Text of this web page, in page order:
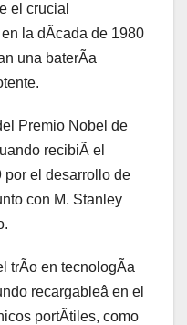
el crucial
la dÃcada de 1980
una baterÃa
Premio Nobel de
recibiÃ el
por el desarrollo de
con M. Stanley
trÃo en tecnologÃa
recargableâ en el
portÃtiles, como